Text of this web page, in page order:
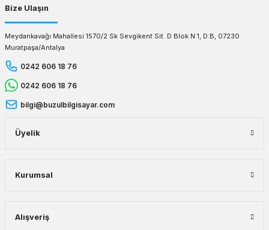
Bize Ulaşın
Meydankavağı Mahallesi 1570/2 Sk Sevgikent Sit. D Blok N:1, D:B, 07230
Muratpaşa/Antalya
0242 606 18 76
0242 606 18 76
bilgi@buzulbilgisayar.com
Üyelik
Kurumsal
Alışveriş